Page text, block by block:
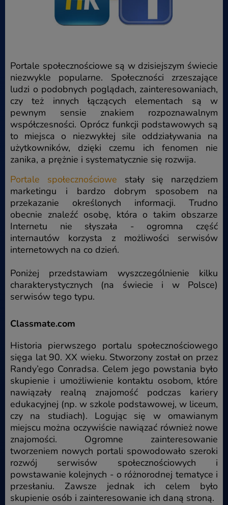
Portale społecznościowe są w dzisiejszym świecie
niezwykle popularne. Społeczności zrzeszające
ludzi o podobnych poglądach, zainteresowaniach,
czy też innych łączących elementach są w
pewnym sensie znakiem rozpoznawalnym
współczesności. Oprócz funkcji podstawowych są
to miejsca o niezwykłej sile oddziaływania na
użytkowników, dzięki czemu ich fenomen nie
zanika, a prężnie i systematycznie się rozwija.
Portale społecznościowe stały się narzędziem
marketingu i bardzo dobrym sposobem na
przekazanie określonych informacji. Trudno
obecnie znaleźć osobę, która o takim obszarze
Internetu nie słyszała - ogromna część
internautów korzysta z możliwości serwisów
internetowych na co dzień.
Poniżej przedstawiam wyszczególnienie kilku
charakterystycznych (na świecie i w Polsce)
serwisów tego typu.
Classmate.com
Historia pierwszego portalu społecznościowego
sięga lat 90. XX wieku. Stworzony został on przez
Randy’ego Conradsa. Celem jego powstania było
skupienie i umożliwienie kontaktu osobom, które
nawiązały realną znajomość podczas kariery
edukacyjnej (np. w szkole podstawowej, w liceum,
czy na studiach). Logując się w omawianym
miejscu można oczywiście nawiązać również nowe
znajomości. Ogromne zainteresowanie
tworzeniem nowych portali spowodowało szeroki
rozwój serwisów społecznościowych i
powstawanie kolejnych - o różnorodnej tematyce i
przesłaniu. Zawsze jednak ich celem było
skupienie osób i zainteresowanie ich daną stroną.